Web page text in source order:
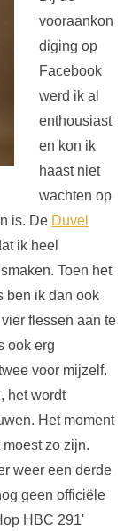
vooraankon
diging op
Facebook
werd ik al
enthousiast
en kon ik
haast niet
wachten op
is. De Duvel
ik heel
Toen het
ben ik dan ook
flessen aan te
ook erg
voor mijzelf.
het wordt
Het moment
zo zijn.
weer een derde
geen officiële
HBC 291'